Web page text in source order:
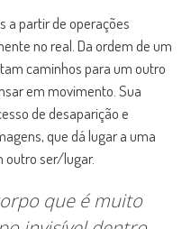
a partir de operações
no real. Da ordem de um
caminhos para um outro
em movimento. Sua
de desaparição e
que dá lugar a uma
outro ser/lugar.
que é muito